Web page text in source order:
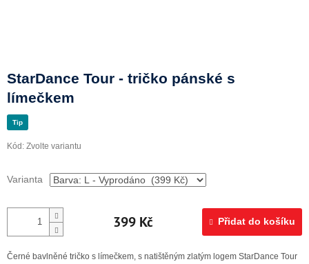
StarDance Tour - tričko pánské s
límečkem
Tip
Kód: Zvolte variantu
Varianta
399 Kč Přidat do košíku
Černé bavlněné tričko s límečkem, s natištěným zlatým logem StarDance Tour